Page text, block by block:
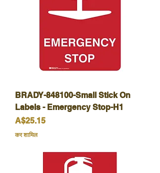
BRADY-848100-Small Stick On
Labels - Emergency Stop-H1
मूल्य
A$25.15
कर शामिल